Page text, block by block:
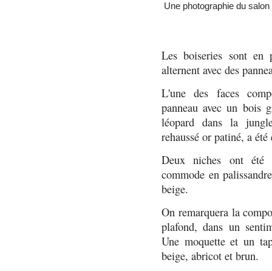
Une photographie du
Les boiseries sont en
alternent avec des
L'une des faces
panneau avec un bois
léopard dans la
rehaussé or patiné, a
Deux niches ont été
commode en
beige.
On remarquera la
plafond, dans un
Une moquette et un
beige, abricot et brun.